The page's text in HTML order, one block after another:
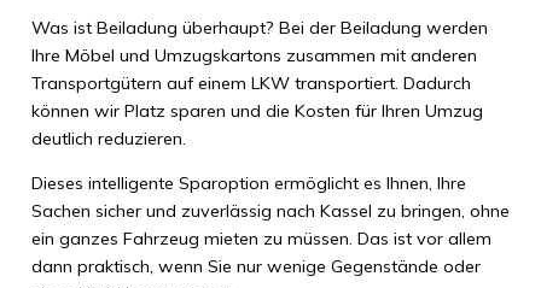
Was ist Beiladung überhaupt? Bei der Beiladung werden
Ihre Möbel und Umzugskartons zusammen mit anderen
Transportgütern auf einem LKW transportiert. Dadurch
können wir Platz sparen und die Kosten für Ihren Umzug
deutlich reduzieren.
Dieses intelligente Sparoption ermöglicht es Ihnen, Ihre
Sachen sicher und zuverlässig nach Kassel zu bringen, ohne
ein ganzes Fahrzeug mieten zu müssen. Das ist vor allem
dann praktisch, wenn Sie nur wenige Gegenstände oder